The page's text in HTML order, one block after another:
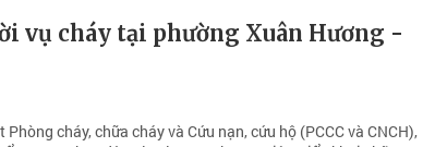
vụ cháy tại phường Xuân Hương -
cháy, chữa cháy và Cứu nạn, cứu hộ (PCCC và CNCH),